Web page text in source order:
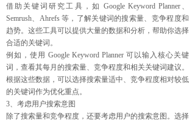
借助关键词研究工具，如 Google Keyword Planner、
Semrush、Ahrefs 等，了解关键词的搜索量、竞争程度和
趋势。这些工具可以提供大量的数据和分析，帮助你选择
合适的关键词。
例如，使用 Google Keyword Planner 可以输入核心关键
词，查看其每月的搜索量、竞争程度和相关关键词建议。
根据这些数据，可以选择搜索量适中、竞争程度相对较低
的关键词作为优化重点。
3、考虑用户搜索意图
除了搜索量和竞争程度，还要考虑用户的搜索意图。选择